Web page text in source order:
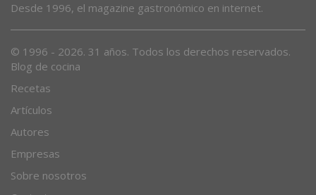
Desde 1996, el magazine gastronómico en internet.
© 1996 - 2026. 31 años. Todos los derechos reservados.
Blog de cocina
Recetas
Artículos
Autores
Empresas
Sobre nosotros